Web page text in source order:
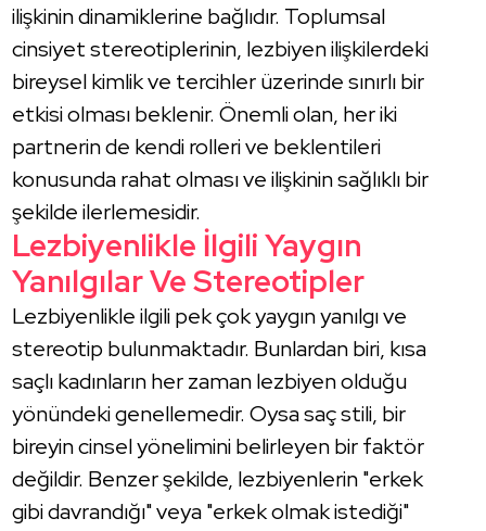
ilişkinin dinamiklerine bağlıdır. Toplumsal
cinsiyet stereotiplerinin, lezbiyen ilişkilerdeki
bireysel kimlik ve tercihler üzerinde sınırlı bir
etkisi olması beklenir. Önemli olan, her iki
partnerin de kendi rolleri ve beklentileri
konusunda rahat olması ve ilişkinin sağlıklı bir
şekilde ilerlemesidir.
Lezbiyenlikle İlgili Yaygın
Yanılgılar Ve Stereotipler
Lezbiyenlikle ilgili pek çok yaygın yanılgı ve
stereotip bulunmaktadır. Bunlardan biri, kısa
saçlı kadınların her zaman lezbiyen olduğu
yönündeki genellemedir. Oysa saç stili, bir
bireyin cinsel yönelimini belirleyen bir faktör
değildir. Benzer şekilde, lezbiyenlerin "erkek
gibi davrandığı" veya "erkek olmak istediği"